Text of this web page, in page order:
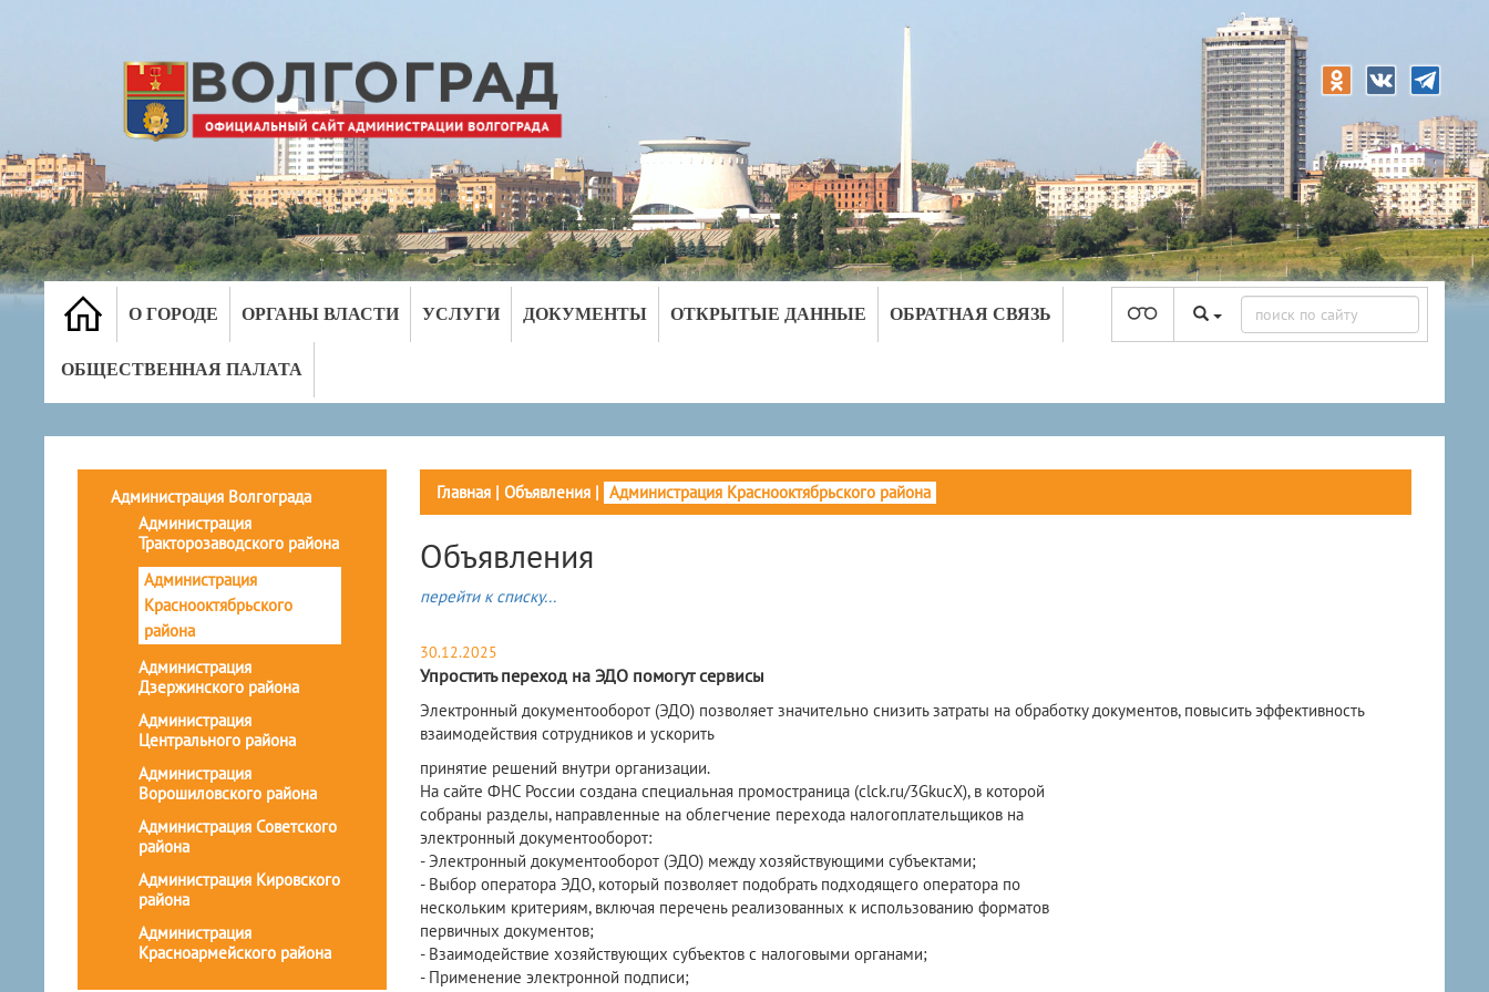
О ГОРОДЕ ОРГАНЫ ВЛАСТИ УСЛУГИ ДОКУМЕНТЫ ОТКРЫТЫЕ ДАННЫЕ ОБРАТНАЯ СВЯЗЬ
ОБЩЕСТВЕННАЯ ПАЛАТА
Администрация Волгограда
Администрация
Тракторозаводского района
Администрация
Краснооктябрьского
района
Администрация
Дзержинского района
Администрация
Центрального района
Администрация
Ворошиловского района
Администрация Советского
района
Администрация Кировского
района
Администрация
Красноармейского района
Главная| Объявления| Администрация Краснооктябрьского района
Объявления
перейти к списку...
30.12.2025
Упростить переход на ЭДО помогут сервисы
​Электронный документооборот (ЭДО) позволяет значительно снизить затраты на обработку документов, повысить эффективность
взаимодействия сотрудников и ускорить
принятие решений внутри организации.
На сайте ФНС России создана специальная промостраница (clck.ru/3GkucX), в которой
собраны разделы, направленные на облегчение перехода налогоплательщиков на
электронный документооборот:
- Электронный документооборот (ЭДО) между хозяйствующими субъектами;
- Выбор оператора ЭДО, который позволяет подобрать подходящего оператора по
нескольким критериям, включая перечень реализованных к использованию форматов
первичных документов;
- Взаимодействие хозяйствующих субъектов с налоговыми органами;
- Применение электронной подписи;